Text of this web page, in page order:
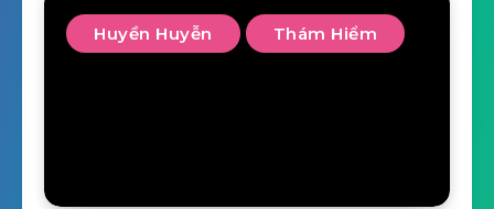
Huyền Huyễn Thám Hiểm